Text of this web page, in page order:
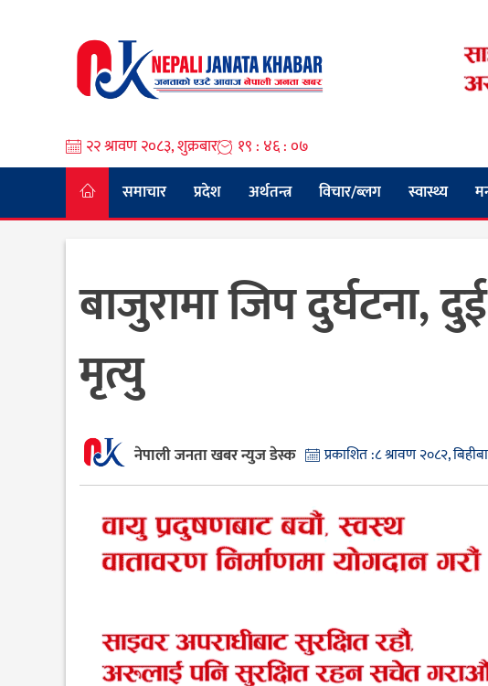
२२ श्रावण २०८३, शुक्रबार
१९ : ४६ : ०८
समाचार
प्रदेश अर्थतन्त्र विचार/ब्लग स्वास्थ्य
बाजुरामा जिप दुर्घटना,
मृत्यु
नेपाली जनता खबर न्युज डेस्क प्रकाशित :८ श्रावण २०८२,